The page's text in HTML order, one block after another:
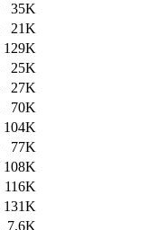
35K
21K
129K
25K
27K
70K
104K
77K
108K
116K
131K
7.6K